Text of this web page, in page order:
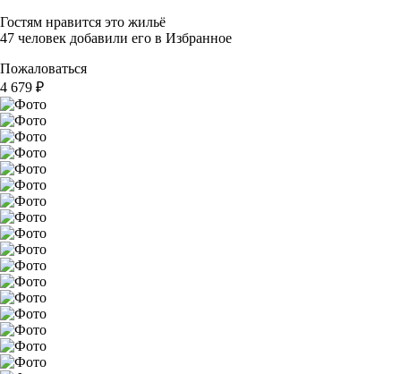
Гостям нравится это жильё
47 человек добавили его в Избранное
Пожаловаться
4 679 ₽